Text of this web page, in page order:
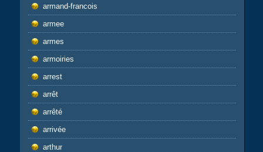
armand-francois
armee
armes
armoiries
arrest
arrêt
arrêté
arrivée
arthur